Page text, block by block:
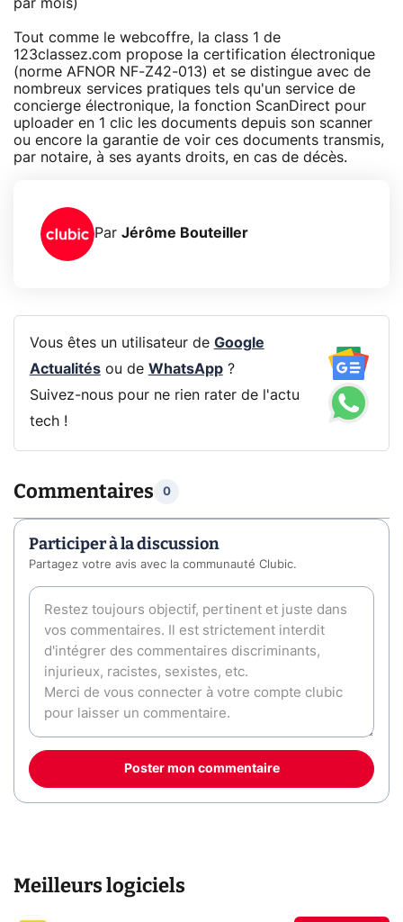
par mois)
Tout comme le webcoffre, la class 1 de
123classez.com propose la certification électronique
(norme AFNOR NF-Z42-013) et se distingue avec de
nombreux services pratiques tels qu'un service de
concierge électronique, la fonction ScanDirect pour
uploader en 1 clic les documents depuis son scanner
ou encore la garantie de voir ces documents transmis,
par notaire, à ses ayants droits, en cas de décès.
Par Jérôme Bouteiller
Vous êtes un utilisateur de Google
Actualitésou de WhatsApp?
Suivez-nous pour ne rien rater de l'actu
tech !
Commentaires 0
Participer à la discussion
Partagez votre avis avec la communauté Clubic.
Poster mon commentaire
Meilleurs logiciels